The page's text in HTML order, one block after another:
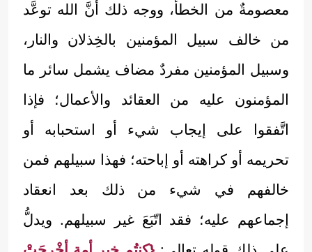
معصومةٌ من الخطأ، ووجه ذلك أنَّ الله توعَّد
من خالف سبيل المؤمنين بالخِذلان والنار،
وسبيل المؤمنين مفردٌ مضاف يشمل سائر ما
المؤمنون عليه من العقائد والأعمال؛ فإذا
اتَّفقوا على إيجاب شيء أو استحبابه أو
تحريمه أو كراهته أو إباحته؛ فهذا سبيلهم فمن
خالفهم في شيء من ذلك بعد انعقاد
إجماعهم عليه؛ فقد اتّبَعَ غير سبيلهم. ويدلُّ